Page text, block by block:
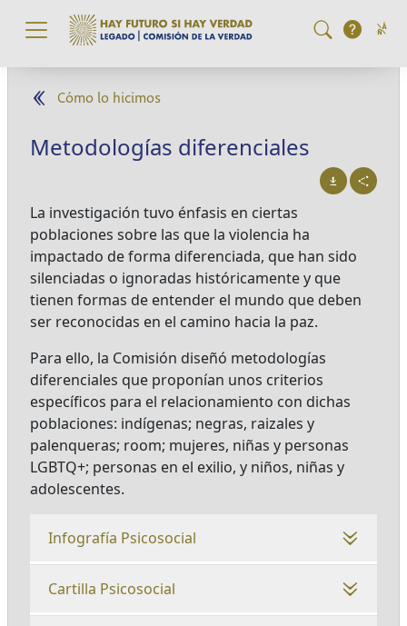
Pasar al contenido principal
Cómo lo hicimos
Metodologías diferenciales
La investigación tuvo énfasis en ciertas
poblaciones sobre las que la violencia ha
impactado de forma diferenciada, que han sido
silenciadas o ignoradas históricamente y que
tienen formas de entender el mundo que deben
ser reconocidas en el camino hacia la paz.
Para ello, la Comisión diseñó metodologías
diferenciales que proponían unos criterios
específicos para el relacionamiento con dichas
poblaciones: indígenas; negras, raizales y
palenqueras; room; mujeres, niñas y personas
LGBTQ+; personas en el exilio, y niños, niñas y
adolescentes.
Infografía Psicosocial
Cartilla Psicosocial